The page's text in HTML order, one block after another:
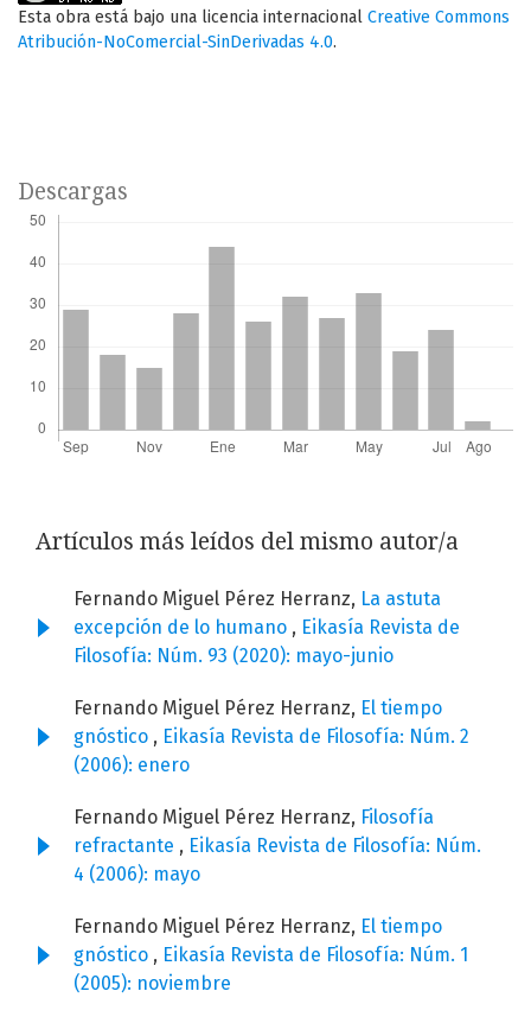
Esta obra está bajo una licencia internacional Creative Commons
Atribución-NoComercial-SinDerivadas 4.0.
Descargas
Artículos más leídos del mismo autor/a
Fernando Miguel Pérez Herranz, La astuta
excepción de lo humano , Eikasía Revista de
Filosofía: Núm. 93 (2020): mayo-junio
Fernando Miguel Pérez Herranz, El tiempo
gnóstico , Eikasía Revista de Filosofía: Núm. 2
(2006): enero
Fernando Miguel Pérez Herranz, Filosofía
refractante , Eikasía Revista de Filosofía: Núm.
4 (2006): mayo
Fernando Miguel Pérez Herranz, El tiempo
gnóstico , Eikasía Revista de Filosofía: Núm. 1
(2005): noviembre